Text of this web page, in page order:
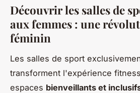
Découvrir les salles de
aux femmes : une
féminin
Les salles de sport
transforment l'expérience
espaces bienveillants et